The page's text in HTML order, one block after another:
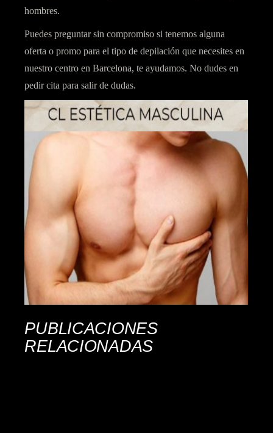
hombres.
Puedes preguntar sin compromiso si tenemos alguna
oferta o promo para el tipo de depilación que necesites en
nuestro centro en Barcelona, te ayudamos. No dudes en
pedir cita para salir de dudas.
PUBLICACIONES
RELACIONADAS